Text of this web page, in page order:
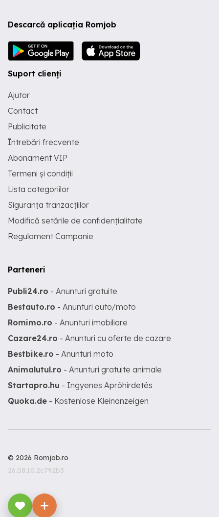
Descarcă aplicația Romjob
Suport clienți
Ajutor
Contact
Publicitate
Întrebări frecvente
Abonament VIP
Termeni și condiții
Lista categoriilor
Siguranța tranzacțiilor
Modifică setările de confidențialitate
Regulament Campanie
Parteneri
Publi24.ro - Anunturi gratuite
Bestauto.ro - Anunturi auto/moto
Romimo.ro - Anunturi imobiliare
Cazare24.ro - Anunturi cu oferte de cazare
Bestbike.ro - Anunturi moto
Animalutul.ro - Anunturi gratuite animale
Startapro.hu - Ingyenes Apróhirdetés
Quoka.de - Kostenlose Kleinanzeigen
© 2026 Romjob.ro
26.08.10.2c792b3